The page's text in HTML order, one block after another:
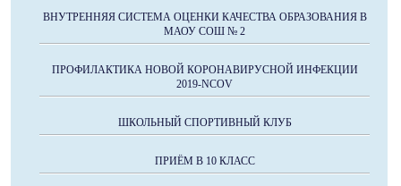
ВНУТРЕННЯЯ СИСТЕМА ОЦЕНКИ КАЧЕСТВА ОБРАЗОВАНИЯ В
МАОУ СОШ № 2
ПРОФИЛАКТИКА НОВОЙ КОРОНАВИРУСНОЙ ИНФЕКЦИИ
2019-NCOV
ШКОЛЬНЫЙ СПОРТИВНЫЙ КЛУБ
ПРИЁМ В 10 КЛАСС